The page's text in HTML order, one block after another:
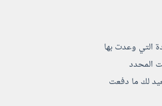
التي وعدت بها
المحدد
لك ما دفعت